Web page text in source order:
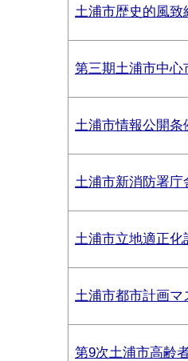
土浦市歴史的風致
第三期土浦市中心
土浦市情報公開条
土浦市新消防署庁
土浦市立地適正化
土浦市都市計画マ
第9次土浦市高齢